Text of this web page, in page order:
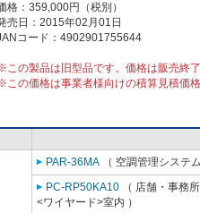
格：359,000円（税別）
売日：2015年02月01日
コード：4902901755644
この製品は旧型品です。価格は販売終
この価格は事業者様向けの積算見積価
PAR-36MA （ 空調管理システ
PC-RP50KA10 （ 店舗・事務
<ワイヤード>室内 ）